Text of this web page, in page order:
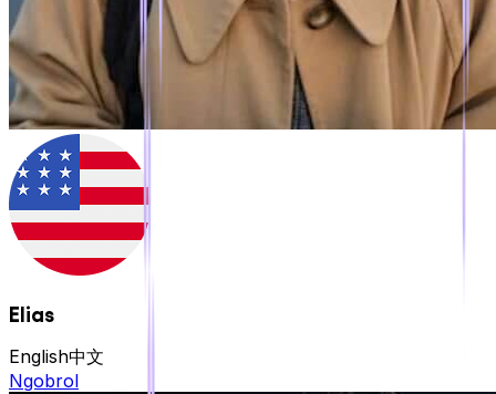
Elias
English中文
Ngobrol